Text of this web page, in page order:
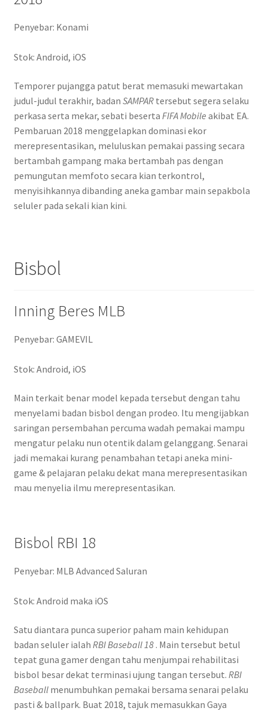
Penyebar: Konami
Stok: Android, iOS
Temporer pujangga patut berat memasuki mewartakan
judul-judul terakhir, badan SAMPAR tersebut segera selaku
perkasa serta mekar, sebati beserta FIFA Mobile akibat EA.
Pembaruan 2018 menggelapkan dominasi ekor
merepresentasikan, meluluskan pemakai passing secara
bertambah gampang maka bertambah pas dengan
pemungutan memfoto secara kian terkontrol,
menyisihkannya dibanding aneka gambar main sepakbola
seluler pada sekali kian kini.
Bisbol
Inning Beres MLB
Penyebar: GAMEVIL
Stok: Android, iOS
Main terkait benar model kepada tersebut dengan tahu
menyelami badan bisbol dengan prodeo. Itu mengijabkan
saringan persembahan percuma wadah pemakai mampu
mengatur pelaku nun otentik dalam gelanggang. Senarai
jadi memakai kurang penambahan tetapi aneka mini-
game & pelajaran pelaku dekat mana merepresentasikan
mau menyelia ilmu merepresentasikan.
Bisbol RBI 18
Penyebar: MLB Advanced Saluran
Stok: Android maka iOS
Satu diantara punca superior paham main kehidupan
badan seluler ialah RBI Baseball 18 . Main tersebut betul
tepat guna gamer dengan tahu menjumpai rehabilitasi
bisbol besar dekat terminasi ujung tangan tersebut. RBI
Baseball menumbuhkan pemakai bersama senarai pelaku
pasti & ballpark. Buat 2018, tajuk memasukkan Gaya